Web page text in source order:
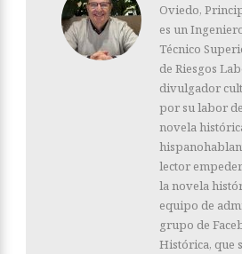
Oviedo,
es un
Técnico
de Riesgos
divulgador
por su labor
novela
lector
la novela
equipo de
grupo de
Histórica, que